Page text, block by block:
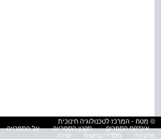
© מטח - המרכז לטכנולוגיה חינוכית
אינדקס הספרים
תקנון הספרייה על הספרייה
פרטיות
הסדרי נגישות עזרה